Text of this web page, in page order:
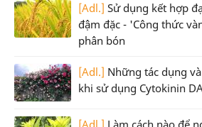
[Adl.] Sử dụng kết hợp
đậm đặc - 'Công thức
phân bón
[Adl.] Những tác dụng
khi sử dụng Cytokinin
[Adl.] Làm cách nào để